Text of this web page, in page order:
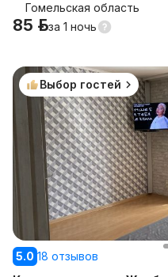
Гомельская область
85 р.за 1 ночь
Выбор гостей
5.0 18 отзывов